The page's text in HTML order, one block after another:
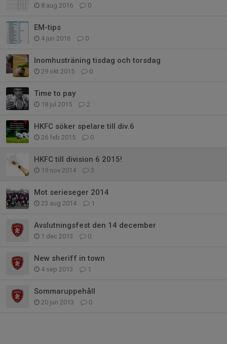
8 aug 2016 0
EM-tips
4 jun 2016 0
Inomhusträning tisdag och torsdag
29 okt 2015 0
Time to pay
18 jul 2015 2
HKFC söker spelare till div.6
26 feb 2015 0
HKFC till division 6 2015!
19 nov 2014 3
Mot serieseger 2014
23 aug 2014 1
Avslutningsfest den 14 december
1 dec 2013 0
New sheriff in town
4 sep 2013 1
Sommaruppehåll
20 jun 2013 0